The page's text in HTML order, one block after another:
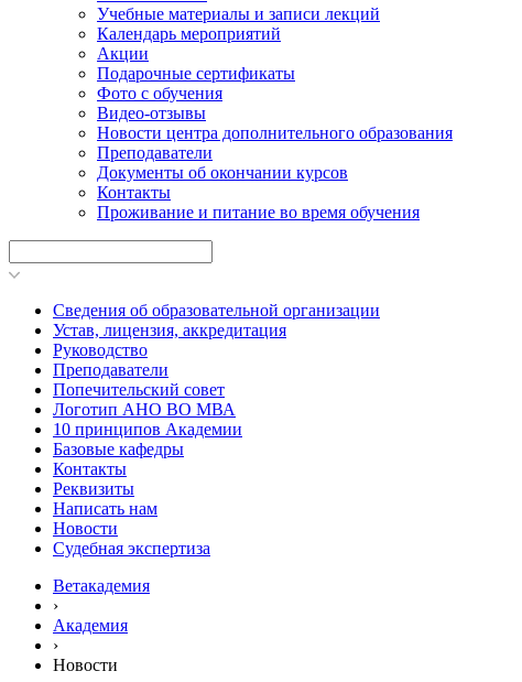
Учебные материалы и записи лекций
Календарь мероприятий
Акции
Подарочные сертификаты
Фото с обучения
Видео-отзывы
Новости центра дополнительного образования
Преподаватели
Документы об окончании курсов
Контакты
Проживание и питание во время обучения
Сведения об образовательной организации
Устав, лицензия, аккредитация
Руководство
Преподаватели
Попечительский совет
Логотип АНО ВО МВА
10 принципов Академии
Базовые кафедры
Контакты
Реквизиты
Написать нам
Новости
Судебная экспертиза
Ветакадемия
›
Академия
›
Новости